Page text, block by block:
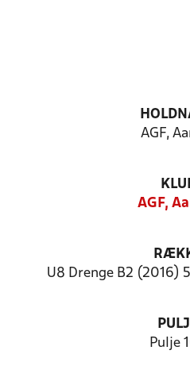
AGF,
AGF,
U8 Drenge B2 (2016)
Pulje